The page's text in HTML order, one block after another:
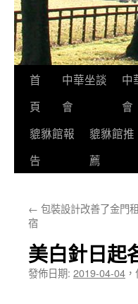
首
頁
中華坐談
會
中
會
貔貅館報
告
貔貅館推
薦
← 包裝設計改善了金門
宿
美白針日起
發佈日期: 2019-04-04 ，